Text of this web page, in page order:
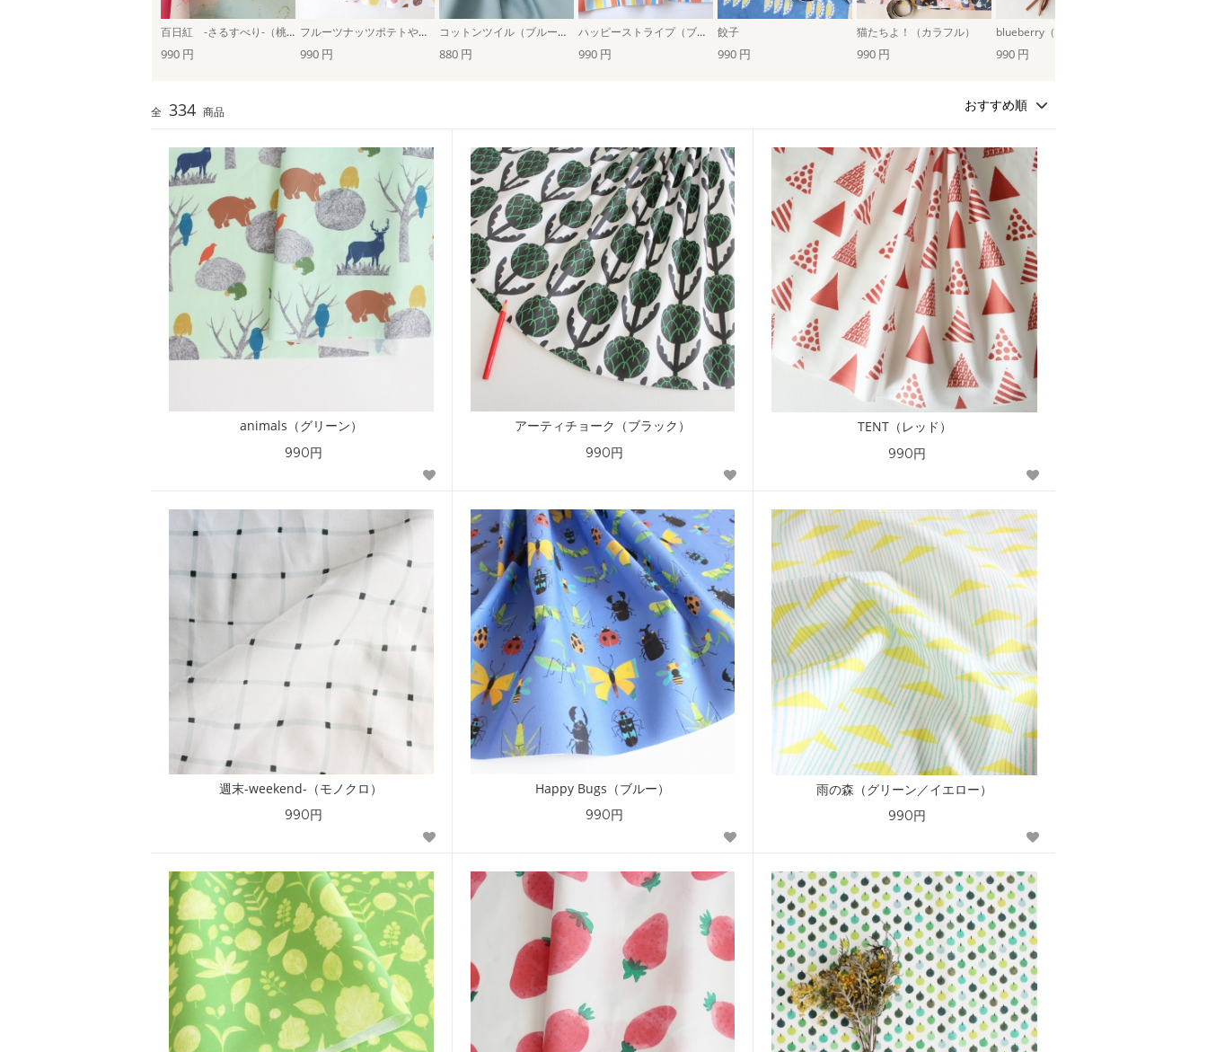
百日紅 -さるすべり-（桃色） フルーツナッツポテトやさい big（ホワイト） コットンツイル（ブルーグレー・無地） ハッピーストライプ（ブルー＆オレンジ） 餃子 猫たちよ！（カラフル） blueberry（レッド）
990 円 990 円 880 円 990 円 990 円 990 円 990 円
全 334 商品
animals（グリーン）
990円
アーティチョーク（ブラック）
990円
TENT（レッド）
990円
週末-weekend-（モノクロ）
990円
Happy Bugs（ブルー）
990円
雨の森（グリーン／イエロー）
990円